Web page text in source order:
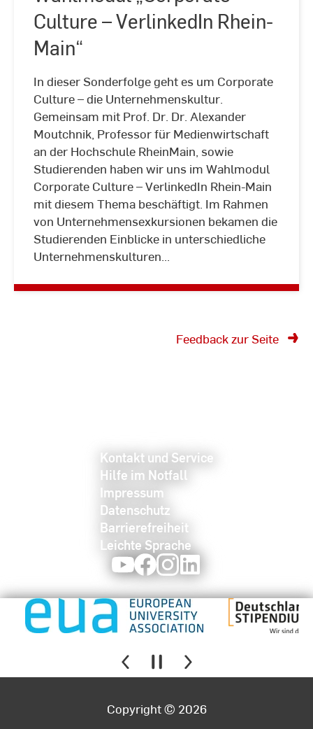
Culture – VerlinkedIn Rhein-
Main“
In dieser Sonderfolge geht es um Corporate
Culture – die Unternehmenskultur.
Gemeinsam mit Prof. Dr. Dr. Alexander
Moutchnik, Professor für Medienwirtschaft
an der Hochschule RheinMain, sowie
Studierenden haben wir uns im Wahlmodul
Corporate Culture – VerlinkedIn Rhein-Main
mit diesem Thema beschäftigt. Im Rahmen
von Unternehmensexkursionen bekamen die
Studierenden Einblicke in unterschiedliche
Unternehmenskulturen...
Feedback zur Seite
Kontakt und Service
Hilfe im Notfall
Impressum
Datenschutz
Barrierefreiheit
Leichte Sprache
YoutubeFacebookInstagram
Copyright © 2026